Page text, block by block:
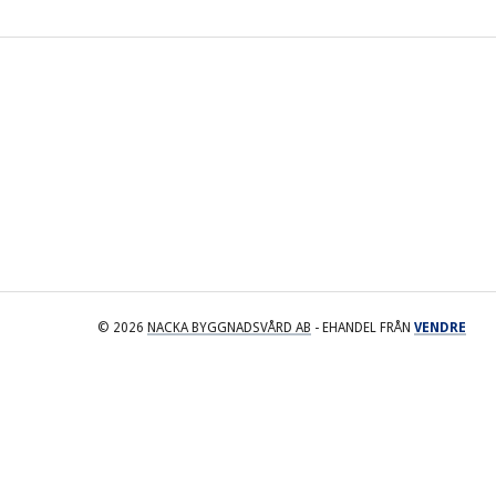
© 2026 NACKA BYGGNADSVÅRD AB - EHANDEL FRÅN VENDRE